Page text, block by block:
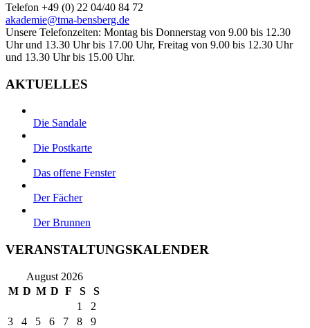
Telefon +49 (0) 22 04/40 84 72
akademie@tma-bensberg.de
Unsere Telefonzeiten: Montag bis Donnerstag von 9.00 bis 12.30
Uhr und 13.30 Uhr bis 17.00 Uhr, Freitag von 9.00 bis 12.30 Uhr
und 13.30 Uhr bis 15.00 Uhr.
AKTUELLES
Die Sandale
Die Postkarte
Das offene Fenster
Der Fächer
Der Brunnen
VERANSTALTUNGSKALENDER
August 2026
M D M D F S S
1
2
3
4 5 6 7 8
9